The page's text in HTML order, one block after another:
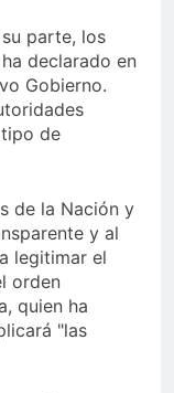
parte, los
declarado en
Gobierno.
de
de la Nación y
y al
legitimar el
orden
quien ha
"las